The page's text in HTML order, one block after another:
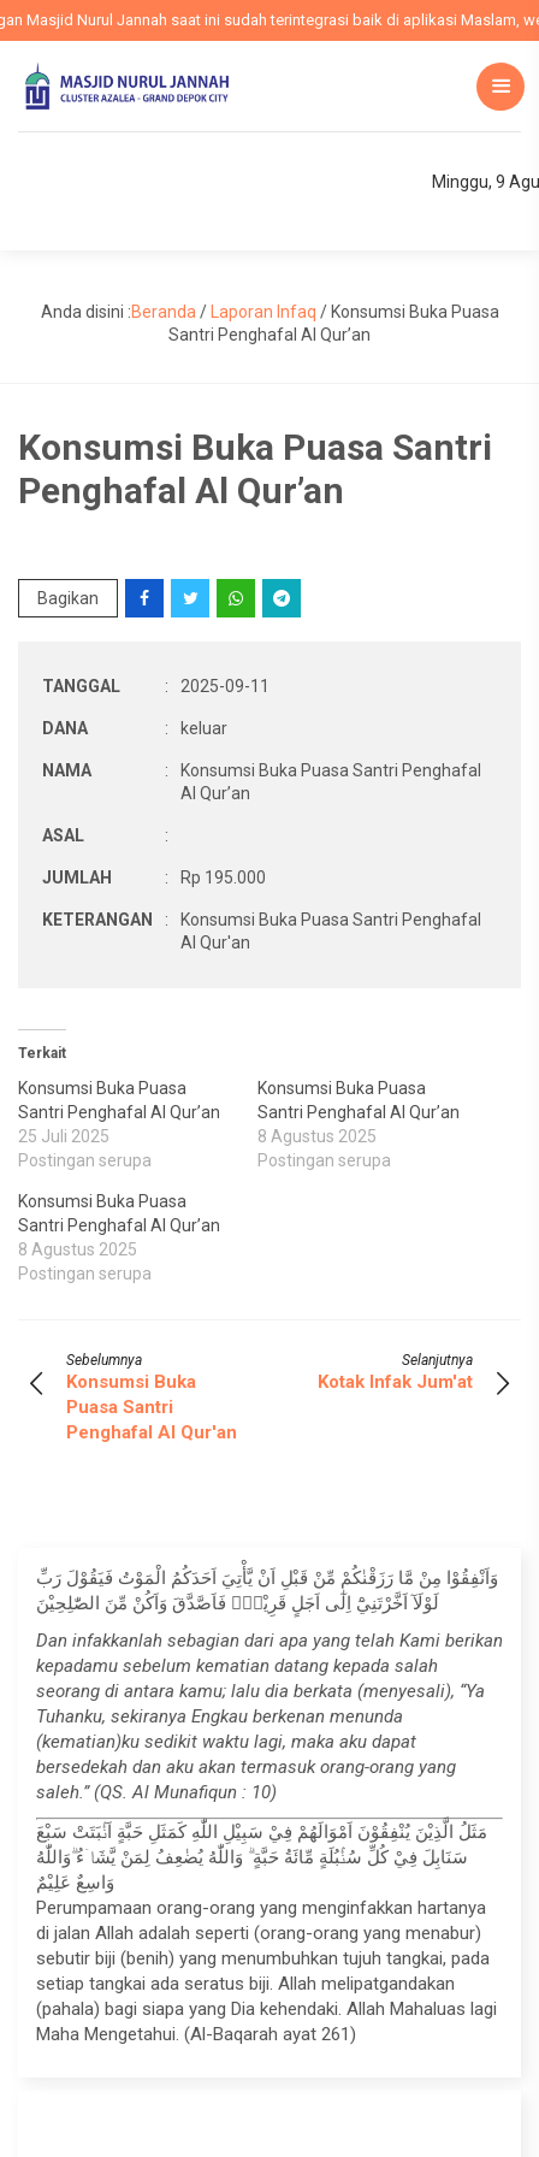
Masjid Nurul Jannah saat ini sudah terintegrasi baik di aplikasi Maslam,
Minggu, 9
Anda disini :Beranda / Laporan Infaq / Konsumsi Buka Puasa
Santri Penghafal Al Qur’an
Konsumsi Buka Puasa Santri
Penghafal Al Qur’an
Bagikan
TANGGAL : 2025-09-11
DANA : keluar
NAMA :
Konsumsi Buka Puasa Santri Penghafal
Al Qur’an
ASAL :
JUMLAH : Rp 195.000
KETERANGAN :
Konsumsi Buka Puasa Santri Penghafal
Al Qur'an
Terkait
Konsumsi Buka Puasa
Santri Penghafal Al Qur’an
25 Juli 2025
Postingan serupa
Konsumsi Buka Puasa
Santri Penghafal Al Qur’an
8 Agustus 2025
Postingan serupa
Konsumsi Buka Puasa
Santri Penghafal Al Qur’an
8 Agustus 2025
Postingan serupa
Sebelumnya
Konsumsi Buka
Puasa Santri
Penghafal Al Qur'an
Selanjutnya
Kotak Infak Jum'at
وَاَنْفِقُوْا مِنْ مَّا رَزَقْنٰكُمْ مِّنْ قَبْلِ اَنْ يَّأْتِيَ اَحَدَكُمُ الْمَوْتُ فَيَقُوْلَ رَبِّ
لَوْلَآ اَخَّرْتَنِيْٓ اِلٰٓى اَجَلٍ قَرِيْبٍۚ فَاَصَّدَّقَ وَاَكُنْ مِّنَ الصّٰلِحِيْنَ
Dan infakkanlah sebagian dari apa yang telah Kami berikan
kepadamu sebelum kematian datang kepada salah
seorang di antara kamu; lalu dia berkata (menyesali), “Ya
Tuhanku, sekiranya Engkau berkenan menunda
(kematian)ku sedikit waktu lagi, maka aku dapat
bersedekah dan aku akan termasuk orang-orang yang
saleh.” (QS. Al Munafiqun : 10)
مَثَلُ الَّذِيْنَ يُنْفِقُوْنَ اَمْوَالَهُمْ فِيْ سَبِيْلِ اللّٰهِ كَمَثَلِ حَبَّةٍ اَنْۢبَتَتْ سَبْعَ
سَنَابِلَ فِيْ كُلِّ سُنْۢبُلَةٍ مِّائَةُ حَبَّةٍ ۗ وَاللّٰهُ يُضٰعِفُ لِمَنْ يَّشَاۤءُ ۗوَاللّٰهُ
وَاسِعٌ عَلِيْمٌ
Perumpamaan orang-orang yang menginfakkan hartanya
di jalan Allah adalah seperti (orang-orang yang menabur)
sebutir biji (benih) yang menumbuhkan tujuh tangkai, pada
setiap tangkai ada seratus biji. Allah melipatgandakan
(pahala) bagi siapa yang Dia kehendaki. Allah Mahaluas lagi
Maha Mengetahui. (Al-Baqarah ayat 261)